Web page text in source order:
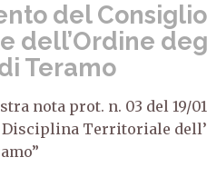
del
dell’Ordine
Teramo
nota prot. n. 03 del 19/
Territoriale